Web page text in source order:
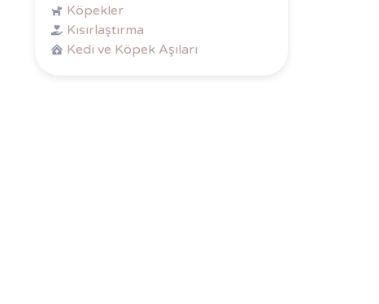
Köpekler
Kısırlaştırma
Kedi ve Köpek Aşıları